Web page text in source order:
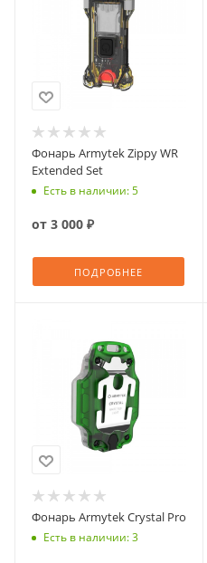
Фонарь Armytek Zippy WR
Extended Set
Есть в наличии: 5
от 3 000 ₽
ПОДРОБНЕЕ
Фонарь Armytek Crystal Pro
Есть в наличии: 3